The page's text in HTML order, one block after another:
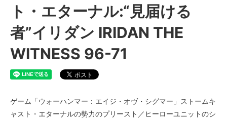
ト・エターナル:“見届ける
者”イリダン IRIDAN THE
WITNESS 96-71
ゲーム「ウォーハンマー：エイジ・オヴ・シグマー」ストームキ
ャスト・エターナルの勢力のプリースト／ヒーローユニットのシ